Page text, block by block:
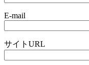
E-mail
サイトURL